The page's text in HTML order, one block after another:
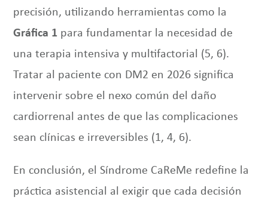
precisión, utilizando herramientas como la
Gráfica 1 para fundamentar la necesidad de
una terapia intensiva y multifactorial (5, 6).
Tratar al paciente con DM2 en 2026 significa
intervenir sobre el nexo común del daño
cardiorrenal antes de que las complicaciones
sean clínicas e irreversibles (1, 4, 6).
En conclusión, el Síndrome CaReMe redefine la
práctica asistencial al exigir que cada decisión